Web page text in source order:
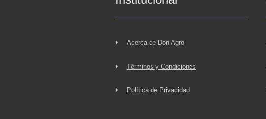
Acerca de Don Agro
Términos y Condiciones
Política de Privacidad